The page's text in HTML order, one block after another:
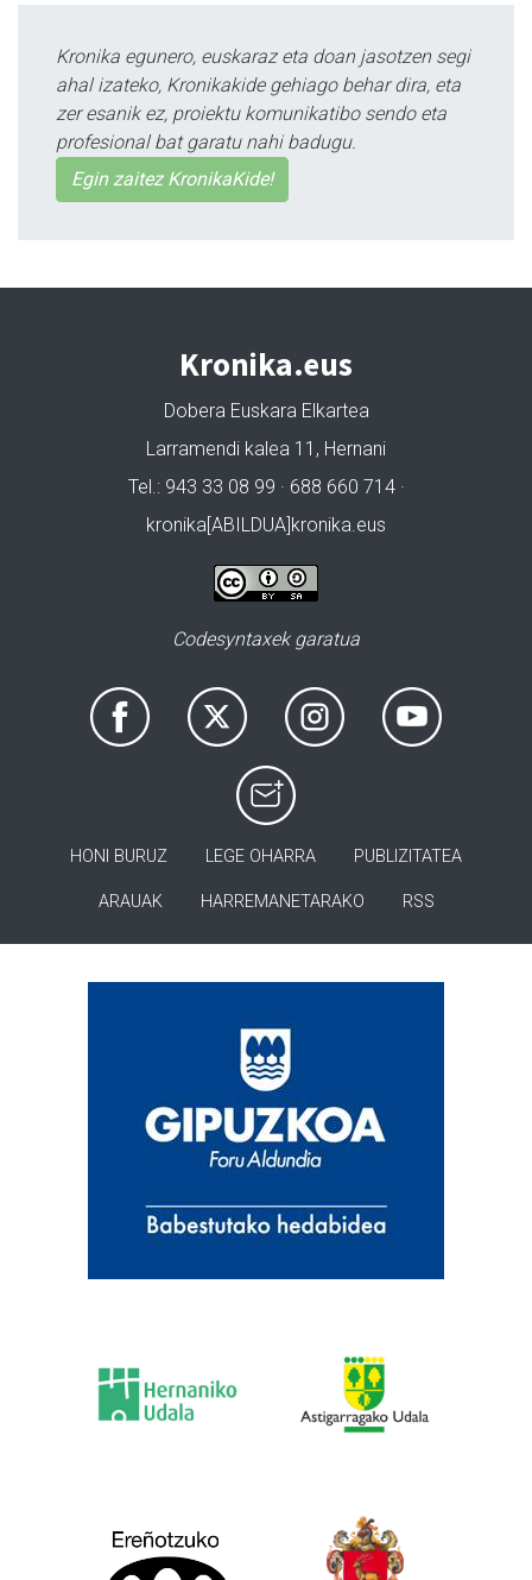
Kronika egunero, euskaraz eta doan jasotzen segi
ahal izateko, Kronikakide gehiago behar dira, eta
zer esanik ez, proiektu komunikatibo sendo eta
profesional bat garatu nahi badugu.
Egin zaitez KronikaKide!
Kronika.eus
Dobera Euskara Elkartea
Larramendi kalea 11, Hernani
Tel.: 943 33 08 99 · 688 660 714 ·
kronika[ABILDUA]kronika.eus
Codesyntaxek garatua
HONI BURUZ LEGE OHARRA PUBLIZITATEA
ARAUAK HARREMANETARAKO RSS